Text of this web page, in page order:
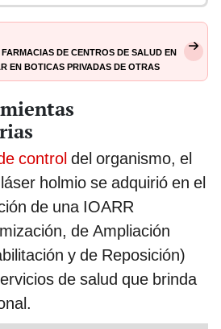
de centros de salud en
en boticas privadas de otras
control del organismo, el
holmio se adquirió en el
de una IOARR
de Ampliación
y de Reposición)
de salud que brinda